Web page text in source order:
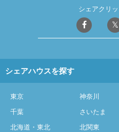
シェアクリ
シェアハウスを探す
東京 神奈川
千葉
さいたま
北海道・東北
北関東